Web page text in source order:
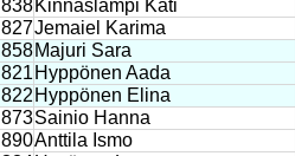
838 Kinnaslampi Kati
827Jemaiel Karima
858 Majuri Sara
821 Hyppönen Aada
822 Hyppönen Elina
873Sainio Hanna
890Anttila Ismo